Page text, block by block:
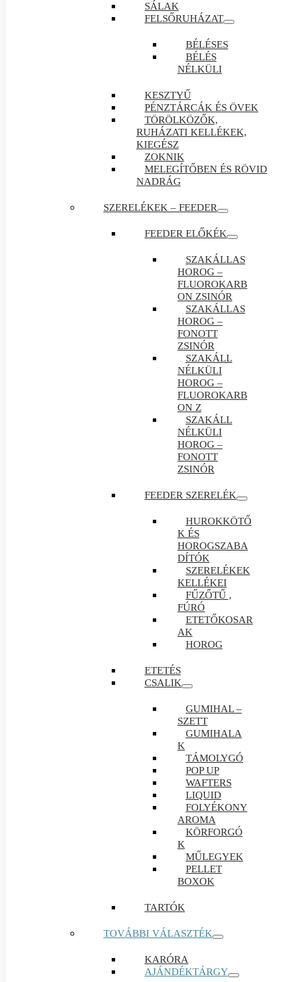
SÁLAK
FELSŐRUHÁZAT
BÉLÉSES
BÉLÉS
NÉLKÜLI
KESZTYŰ
PÉNZTÁRCÁK ÉS ÖVEK
TÖRÖLKÖZŐK,
RUHÁZATI KELLÉKEK,
KIEGÉSZ
ZOKNIK
MELEGÍTŐBEN ÉS RÖVID
NADRÁG
SZERELÉKEK – FEEDER
FEEDER ELŐKÉK
SZAKÁLLAS
HOROG –
FLUOROKARB
ON ZSINÓR
SZAKÁLLAS
HOROG –
FONOTT
ZSINÓR
SZAKÁLL
NÉLKÜLI
HOROG –
FLUOROKARB
ON Z
SZAKÁLL
NÉLKÜLI
HOROG –
FONOTT
ZSINÓR
FEEDER SZERELÉK
HUROKKÖTŐ
K ÉS
HOROGSZABA
DÍTÓK
SZERELÉKEK
KELLÉKEI
FŰZŐTŰ ,
FÚRÓ
ETETŐKOSAR
AK
HOROG
ETETÉS
CSALIK
GUMIHAL –
SZETT
GUMIHALA
K
TÁMOLYGÓ
POP UP
WAFTERS
LIQUID
FOLYÉKONY
AROMA
KÖRFORGÓ
K
MŰLEGYEK
PELLET
BOXOK
TARTÓK
TOVÁBBI VÁLASZTÉK
KARÓRA
AJÁNDÉKTÁRGY